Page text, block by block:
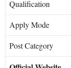
Qualification
Apply Mode
Post Category